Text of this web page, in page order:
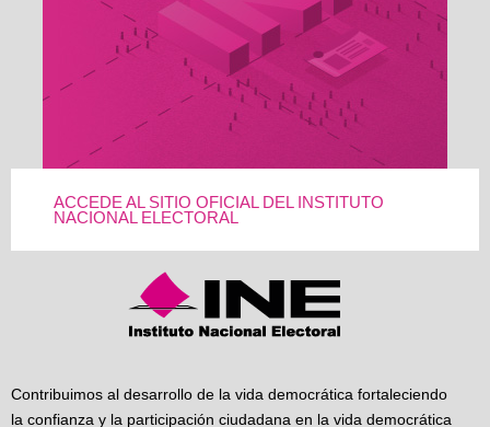
ACCEDE AL SITIO OFICIAL DEL INSTITUTO
NACIONAL ELECTORAL
Contribuimos al desarrollo de la vida democrática fortaleciendo
la confianza y la participación ciudadana en la vida democrática